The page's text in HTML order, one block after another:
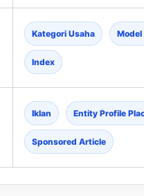
Kategori Usaha Model
Index
Iklan Entity Profile
Sponsored Article